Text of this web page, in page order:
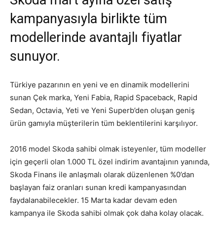
kampanyasıyla birlikte tüm
modellerinde avantajlı fiyatlar
sunuyor.
Türkiye pazarının en yeni ve en dinamik modellerini
sunan Çek marka, Yeni Fabia, Rapid Spaceback, Rapid
Sedan, Octavia, Yeti ve Yeni Superb’den oluşan geniş
ürün gamıyla müşterilerin tüm beklentilerini karşılıyor.
2016 model Skoda sahibi olmak isteyenler, tüm modeller
için geçerli olan 1.000 TL özel indirim avantajının yanında,
Skoda Finans ile anlaşmalı olarak düzenlenen %0’dan
başlayan faiz oranları sunan kredi kampanyasından
faydalanabilecekler. 15 Marta kadar devam eden
kampanya ile Skoda sahibi olmak çok daha kolay olacak.